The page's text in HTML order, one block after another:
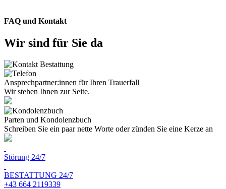
FAQ und Kontakt
Wir sind für Sie da
Ansprechpartner:innen für Ihren Trauerfall
Wir stehen Ihnen zur Seite.
Parten und Kondolenzbuch
Schreiben Sie ein paar nette Worte oder zünden Sie eine Kerze an
Störung 24/7
BESTATTUNG 24/7
+43 664 2119339